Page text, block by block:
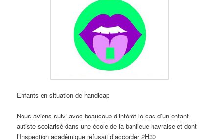
Enfants en situation de handicap
Nous avions suivi avec beaucoup d’intérêt le cas d’un enfant
autiste scolarisé dans une école de la banlieue havraise et dont
l’Inspection académique refusait d’accorder 2H30